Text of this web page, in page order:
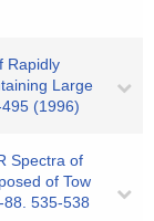
Rapidly
Large
(1996)
Spectra of
of Tow
88. 535-538